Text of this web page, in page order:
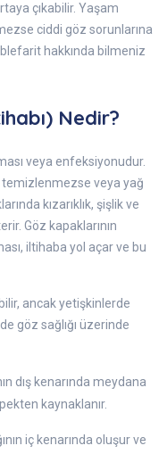
çıkabilir. Yaşam
ciddi göz sorunlarına
hakkında bilmeniz
Nedir?
veya enfeksiyonudur.
temizlenmezse veya yağ
kızarıklık, şişlik ve
Göz kapaklarının
iltihaba yol açar ve bu
ancak yetişkinlerde
göz sağlığı üzerinde
dış kenarında meydana
kaynaklanır.
iç kenarında oluşur ve